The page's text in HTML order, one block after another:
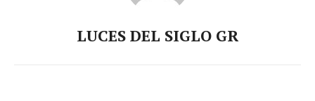
LUCES DEL SIGLO GR